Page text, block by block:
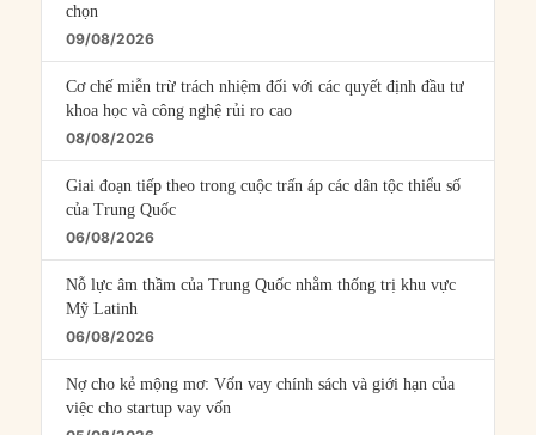
chọn
09/08/2026
Cơ chế miễn trừ trách nhiệm đối với các quyết định đầu tư
khoa học và công nghệ rủi ro cao
08/08/2026
Giai đoạn tiếp theo trong cuộc trấn áp các dân tộc thiểu số
của Trung Quốc
06/08/2026
Nỗ lực âm thầm của Trung Quốc nhằm thống trị khu vực
Mỹ Latinh
06/08/2026
Nợ cho kẻ mộng mơ: Vốn vay chính sách và giới hạn của
việc cho startup vay vốn